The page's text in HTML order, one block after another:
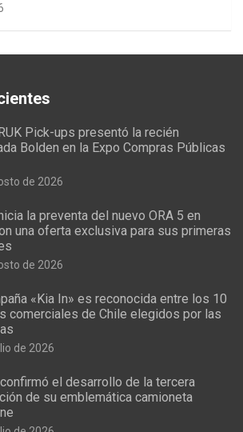
Pick-ups presentó la recién
Bolden en la Expo Compras Públicas
de 2026
la preventa del nuevo ORA 5 en
una oferta exclusiva para sus primeras
de 2026
«Kia In» es reconocida entre los 10
comerciales de Chile elegidos por las
de 2026
el desarrollo de la tercera
de su emblemática camioneta